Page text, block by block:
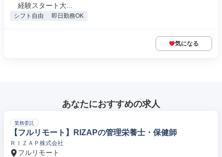
経験スタート大...
シフト自由 即日勤務OK
気になる
あなたにおすすめの求人
業務委託
【フルリモート】RIZAPの管理栄養士・保健師
ＲＩＺＡＰ株式会社
フルリモート